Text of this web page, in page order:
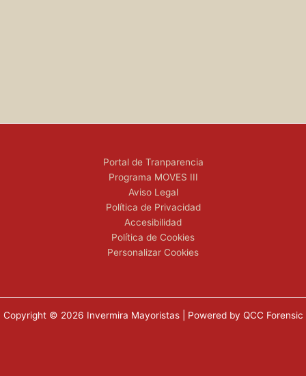
Portal de Tranparencia
Programa MOVES III
Aviso Legal
Política de Privacidad
Accesibilidad
Política de Cookies
Personalizar Cookies
Copyright © 2026 Invermira Mayoristas | Powered by QCC Forensic